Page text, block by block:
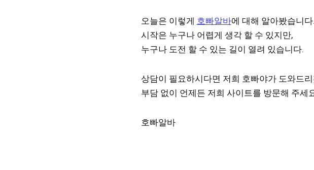
오늘은 이렇게 호빠알바에 대해 알아봤습니다.
시작은 누구나 어렵게 생각 할 수 있지만,
누구나 도전 할 수 있는 길이 열려 있습니다.
상담이 필요하시다면 저희 호빠야가 도와드
부담 없이 언제든 저희 사이트를 방문해 주세
호빠알바